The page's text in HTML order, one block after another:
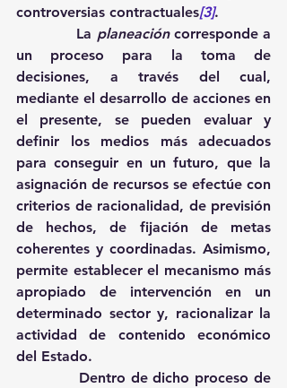
controversias contractuales[3].
             La
planeación corresponde a
un proceso para la toma de
decisiones, a través del cual,
mediante el desarrollo de acciones en
el presente, se pueden evaluar y
definir los medios más adecuados
para conseguir en un futuro, que la
asignación de recursos se efectúe con
criterios de racionalidad, de previsión
de hechos, de fijación de metas
coherentes y coordinadas. Asimismo,
permite establecer el mecanismo más
apropiado de intervención en un
determinado sector y, racionalizar la
actividad de contenido económico
del Estado.